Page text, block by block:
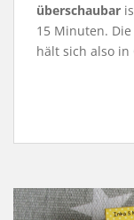
überschaubar
15 Minuten.
hält sich also in